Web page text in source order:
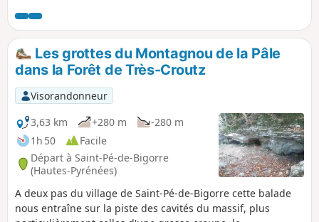
Nord-Est, au-dessus du torrent de la Génie
Longue. Pause finale au Refuge du Col du
Prat d'Aürelh (du Rey) et ses estives.
Paysages magnifiques ! Solitude assurée !
Les grottes du Montagnou de la Pâle
dans la Forêt de Très-Croutz
Visorandonneur
3,63 km
+280 m
-280 m
1h 50
Facile
Départ à Saint-Pé-de-Bigorre
(Hautes-Pyrénées)
A deux pas du village de Saint-Pé-de-Bigorre cette balade
nous entraîne sur la piste des cavités du massif, plus